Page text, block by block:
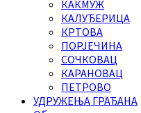
КАКМУЖ
КАЛУЂЕРИЦА
КРТОВА
ПОРЈЕЧИНА
СОЧКОВАЦ
КАРАНОВАЦ
ПЕТРОВО
УДРУЖЕЊА ГРАЂАНА